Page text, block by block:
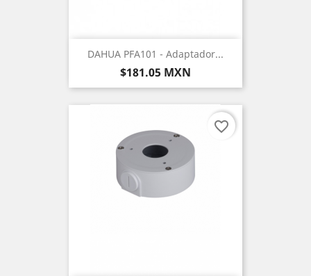
DAHUA PFA101 - Adaptador...
Precio
$181.05 MXN
favorite_border